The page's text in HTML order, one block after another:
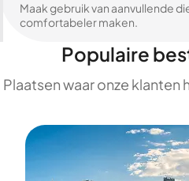
Maak gebruik van aanvullende
comfortabeler maken.
Populaire
Plaatsen waar onze klanten